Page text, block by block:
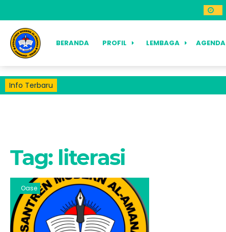
BERANDA PROFIL LEMBAGA AGENDA
Info Terbaru
Tag: literasi
Oase